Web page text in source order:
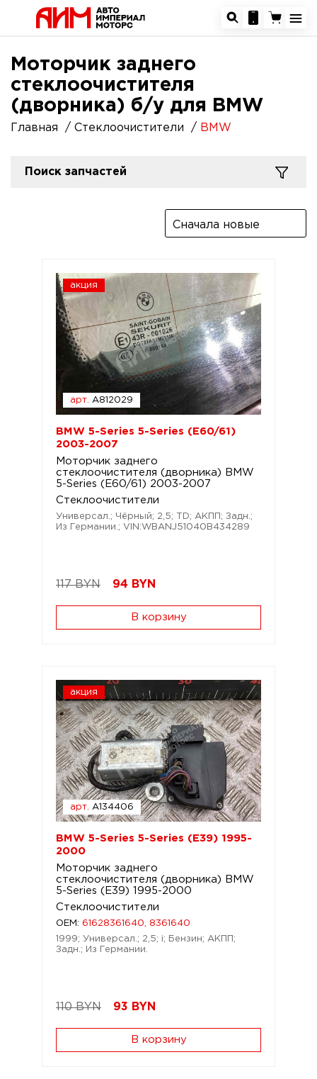
Моторчик заднего
стеклоочистителя
(дворника) б/у для BMW
Главная Стеклоочистители BMW
Поиск запчастей
Сначала новые
акция
арт. A812029
BMW 5-Series 5-Series (E60/61)
2003-2007
Моторчик заднего
стеклоочистителя (дворника) BMW
5-Series (E60/61) 2003-2007
Стеклоочистители
Универсал.; Чёрный; 2,5; TD; АКПП; Задн.;
Из Германии.; VIN:WBANJ51040B434289
117 BYN 94 BYN
В корзину
акция
арт. A134406
BMW 5-Series 5-Series (E39) 1995-
2000
Моторчик заднего
стеклоочистителя (дворника) BMW
5-Series (E39) 1995-2000
Стеклоочистители
OEM: 61628361640, 8361640
1999; Универсал.; 2,5; i; Бензин; АКПП;
Задн.; Из Германии.
110 BYN 93 BYN
В корзину